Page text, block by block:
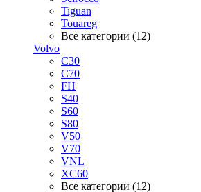
Tiguan
Touareg
Все категории (12)
Volvo
C30
C70
FH
S40
S60
S80
V50
V70
VNL
XC60
Все категории (12)